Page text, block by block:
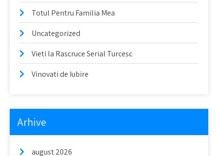
Totul Pentru Familia Mea
Uncategorized
Vieti la Rascruce Serial Turcesc
Vinovati de Iubire
Arhive
august 2026